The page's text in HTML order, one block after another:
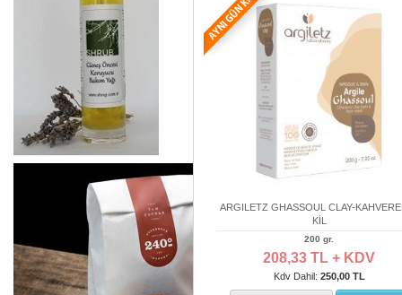
ARGILETZ GHASSOUL CLAY-
KİL
200 gr.
208,33 TL + KDV
Kdv Dahil: 250,00 TL